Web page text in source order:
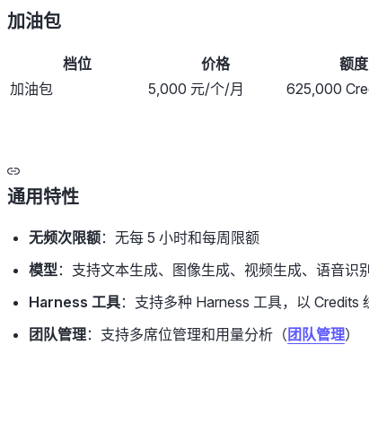
加油包
档位 价格
额度
加油包
5,000 元/个/月 625,000
通用特性
无频次限额：无每 5 小时和每周限额
模型：支持文本生成、图像生成、视频生成、语音识
Harness 工具：支持多种 Harness 工具，以 Credits
团队管理：支持多席位管理和用量分析（ 团队管理）